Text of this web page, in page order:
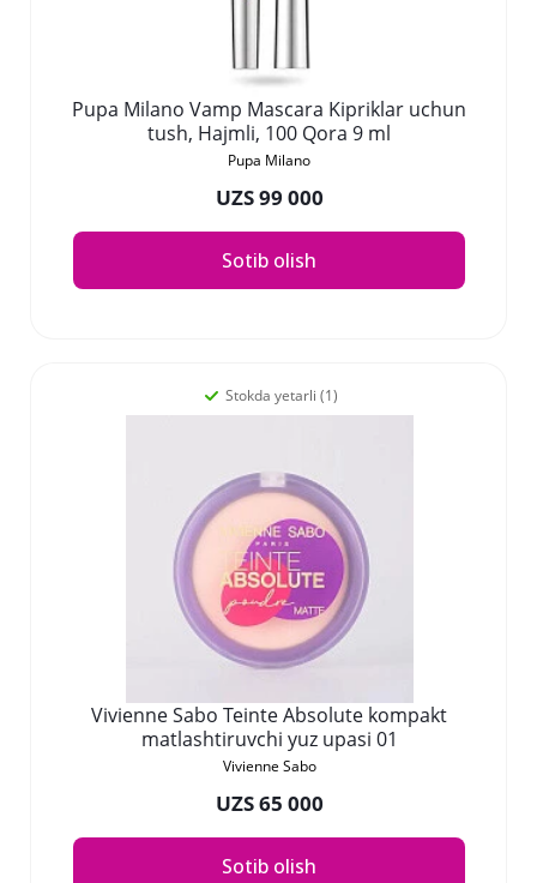
Pupa Milano Vamp Mascara Kipriklar uchun
tush, Hajmli, 100 Qora 9 ml
Pupa Milano
UZS 99 000
Sotib olish
Stokda yetarli (1)
Vivienne Sabo Teinte Absolute kompakt
matlashtiruvchi yuz upasi 01
Vivienne Sabo
UZS 65 000
Sotib olish